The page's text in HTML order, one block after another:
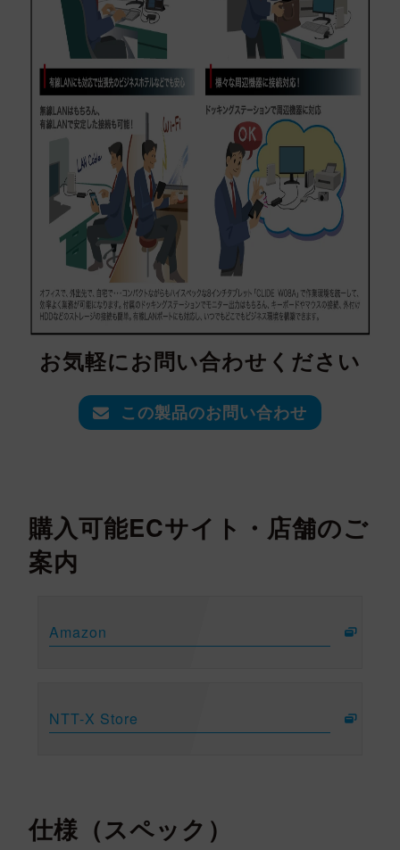
お気軽にお問い合わせください
この製品のお問い合わせ
購入可能ECサイト・店舗のご
案内
Amazon
NTT-X Store
仕様（スペック）